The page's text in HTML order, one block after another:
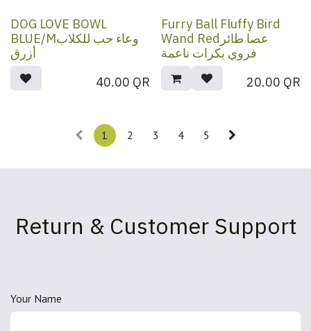
DOG LOVE BOWL
BLUE/Mوعاء حب للكلاب
أزرق
40.00 QR
Furry Ball Fluffy Bird
Wand Redعصا طائر
فروي بكرات ناعمة
20.00 QR
1 2 3 4 5
Return & Customer Support
Your Name